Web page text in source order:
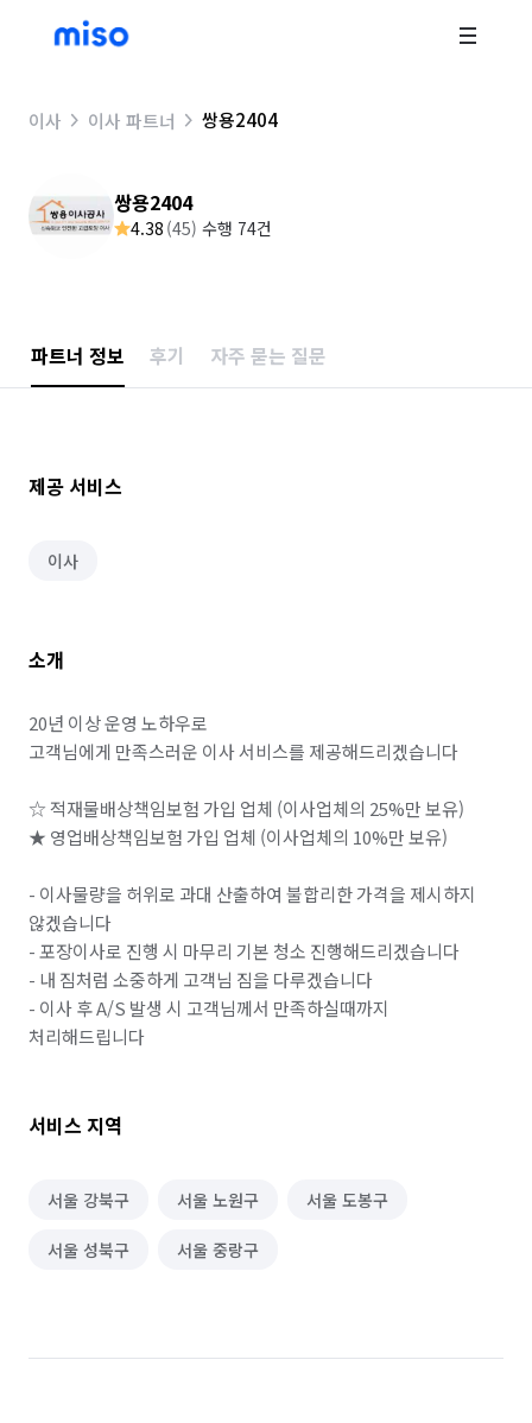
이사 이사 파트너 쌍용2404
쌍용2404
4.38 (45) 수행 74건
파트너 정보 후기 자주 묻는 질문
제공 서비스
이사
소개
20년 이상 운영 노하우로
고객님에게 만족스러운 이사 서비스를 제공해드리겠습니다
☆ 적재물배상책임보험 가입 업체 (이사업체의 25%만 보유)
★ 영업배상책임보험 가입 업체 (이사업체의 10%만 보유)
- 이사물량을 허위로 과대 산출하여 불합리한 가격을 제시하지
않겠습니다
- 포장이사로 진행 시 마무리 기본 청소 진행해드리겠습니다
- 내 짐처럼 소중하게 고객님 짐을 다루겠습니다
- 이사 후 A/S 발생 시 고객님께서 만족하실때까지
처리해드립니다
서비스 지역
서울 강북구 서울 노원구 서울 도봉구
서울 성북구 서울 중랑구